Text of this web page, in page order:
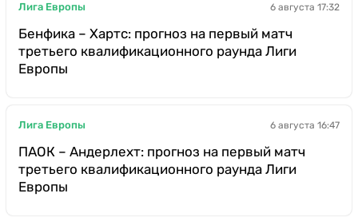
Лига Европы 6 августа 17:32
Бенфика – Хартс: прогноз на первый матч
третьего квалификационного раунда Лиги
Европы
Лига Европы 6 августа 16:47
ПАОК – Андерлехт: прогноз на первый матч
третьего квалификационного раунда Лиги
Европы